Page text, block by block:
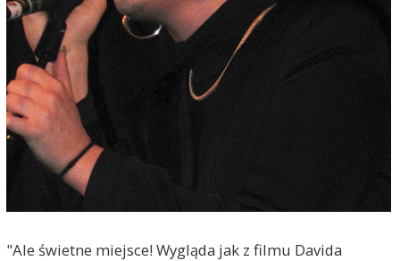
"Ale świetne miejsce! Wygląda jak z filmu Davida